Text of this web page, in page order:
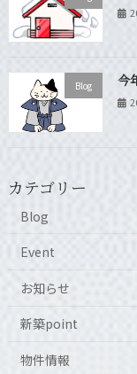
Blog 今
カテゴリー
Blog
Event
お知らせ
新築point
物件情報